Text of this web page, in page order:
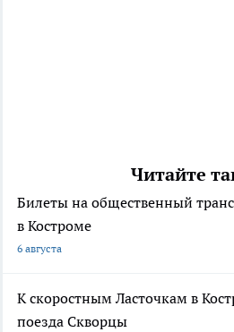
Читайте
Билеты на общественный
в Костроме
6 августа
К скоростным Ласточкам в
поезда Скворцы